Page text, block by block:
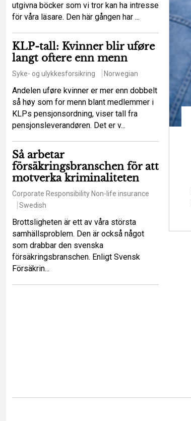
utgivna böcker som vi tror kan ha intresse
för våra läsare. Den här gången har ...
KLP-tall: Kvinner blir uføre
langt oftere enn menn
Syke- og ulykkesforsikring Norwegian
Andelen uføre kvinner er mer enn dobbelt
så høy som for menn blant medlemmer i
KLPs pensjonsordning, viser tall fra
pensjonsleverandøren. Det er v...
Så arbetar
försäkringsbranschen för att
motverka kriminaliteten
Corporate Responsibility Non-life insurance
Swedish
Brottsligheten är ett av våra största
samhällsproblem. Den är också något
som drabbar den svenska
försäkringsbranschen. Enligt Svensk
Försäkrin...
hot mot de
principerna?
lawRegulations Swedish
ett större antal försäkringstagare ska
som en enskild försäkringstagare